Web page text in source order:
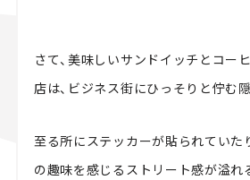
さて、美味しいサンドイッチとコー
店は、ビジネス街にひっそりと佇む
至る所にステッカーが貼られていた
の趣味を感じるストリート感が溢れ